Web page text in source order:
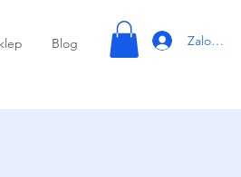
Blog Zaloguj się